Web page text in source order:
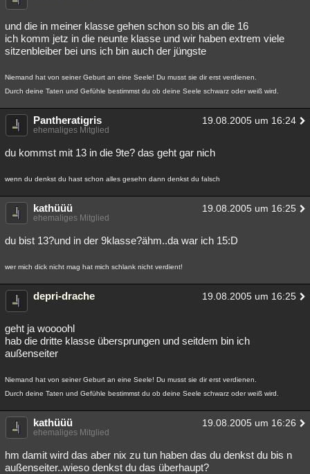
und die in meiner klasse gehen schon so bis an die 16
ich komm jetz in die neunte klasse und wir haben extrem viele
sitzenbleiber bei uns ich bin auch der jüngste
Niemand hat von seiner Geburt an eine Seele! Du musst sie dir erst verdienen.
Durch deine Taten und Gefühle bestimmst du ob deine Seele schwarz oder weiß wird.
Pantheratigris 19.08.2005 um 16:24
ehemaliges Mitglied
du kommst mit 13 in die 9te? das geht gar nich
wenn du denkst du hast schon alles gesehn dann denkst du falsch
kathüüü 19.08.2005 um 16:25
ehemaliges Mitglied
du bist 13?und in der 9klasse?ähm..da war ich 15:D
wer mich dick nicht mag hat mich schlank nicht verdient!
depri-drache 19.08.2005 um 16:25
geht ja woooohl
hab die dritte klasse übersprungen und seitdem bin ich
außenseiter
Niemand hat von seiner Geburt an eine Seele! Du musst sie dir erst verdienen.
Durch deine Taten und Gefühle bestimmst du ob deine Seele schwarz oder weiß wird.
kathüüü 19.08.2005 um 16:26
ehemaliges Mitglied
hm damit wird das aber nix zu tun haben das du denkst du bis n
außenseiter..wieso denkst du das überhaupt?